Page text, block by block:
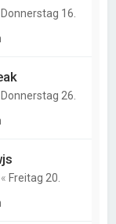
Donnerstag 16.
Donnerstag 26.
« Freitag 20.